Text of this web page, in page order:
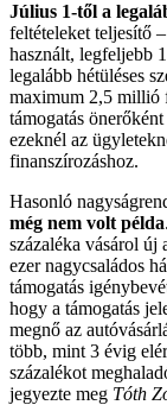
Július 1-től a
feltételeket teljesítő
használt, legfeljebb
legalább hétüléses
maximum 2,5 millió
támogatás
ezeknél az
finanszírozáshoz.
Hasonló
még nem volt példa
százaléka vásárol új
ezer nagycsaládos
támogatás
hogy a támogatás
megnő az
több, mint 3 évig
százalékot
jegyezte meg Tóth